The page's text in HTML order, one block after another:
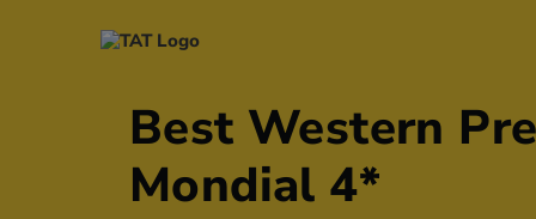
Best Western
Mondial 4*